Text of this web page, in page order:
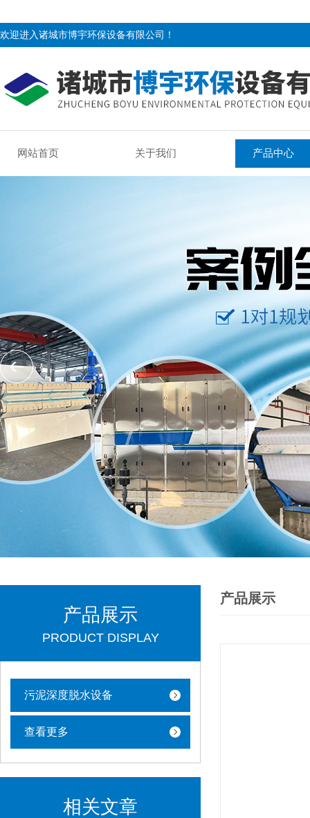
欢迎进入诸城市博宇环保设备有限公司！
网站首页 关于我们 产品中心
产品展示
PRODUCT DISPLAY
污泥深度脱水设备
查看更多
相关文章
产品展示